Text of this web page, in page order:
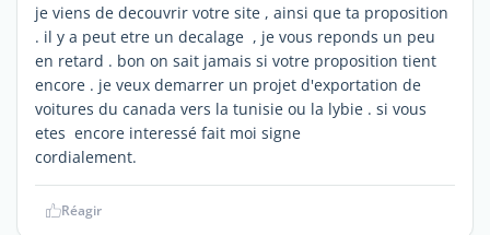
je viens de decouvrir votre site , ainsi que ta proposition
. il y a peut etre un decalage , je vous reponds un peu
en retard . bon on sait jamais si votre proposition tient
encore . je veux demarrer un projet d'exportation de
voitures du canada vers la tunisie ou la lybie . si vous
etes encore interessé fait moi signe
cordialement.
Réagir